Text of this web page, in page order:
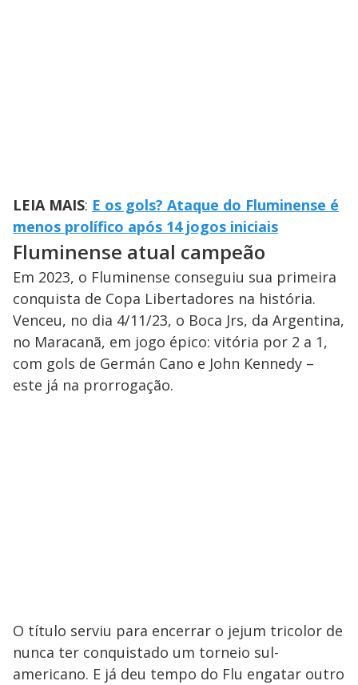
LEIA MAIS: E os gols? Ataque do Fluminense é
menos prolífico após 14 jogos iniciais
Fluminense atual campeão
Em 2023, o Fluminense conseguiu sua primeira
conquista de Copa Libertadores na história.
Venceu, no dia 4/11/23, o Boca Jrs, da Argentina,
no Maracanã, em jogo épico: vitória por 2 a 1,
com gols de Germán Cano e John Kennedy –
este já na prorrogação.
O título serviu para encerrar o jejum tricolor de
nunca ter conquistado um torneio sul-
americano. E já deu tempo do Flu engatar outro